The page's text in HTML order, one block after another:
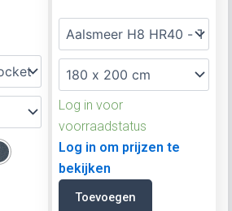
Log in voor
voorraadstatus
Log in om prijzen te
bekijken
Toevoegen